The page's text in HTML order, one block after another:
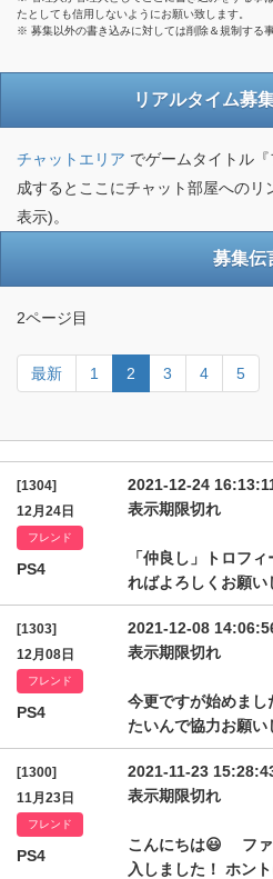
たとしても信用しないようにお願い致します。
※ 募集以外の書き込みに対しては削除＆規制する事
リアルタイム募
チャットエリア でゲームタイトル
成するとここにチャット部屋への
表示)。
募集伝
2ページ目
最新 1 2 3 4 5
[1304]
12月24日
フレンド
PS4
2021-12-24
表示期限切れ
「仲良し」トロフ
ればよろしくお願い
[1303]
12月08日
フレンド
PS4
2021-12-08
表示期限切れ
今更ですが始めま
たいんで協力お願い
[1300]
11月23日
フレンド
PS4
2021-11-23
表示期限切れ
こんにちは😃 ファ
入しました！ ホン